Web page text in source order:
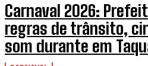
Carnaval 2026:
regras de trânsito,
som durante em